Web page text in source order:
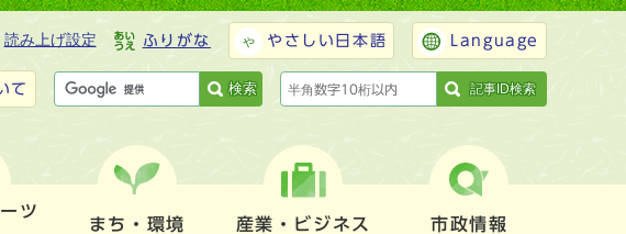
読み上げ設定 ふりがな やさしい日本語 Language
て 検索 記事ID検索
ツ
まち・環境 産業・ビジネス 市政情報